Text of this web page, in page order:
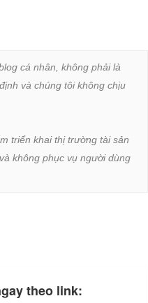
cá nhân, không phải là
và chúng tôi không chịu
triển khai thị trường tài sản
không phục vụ người dùng
theo link: